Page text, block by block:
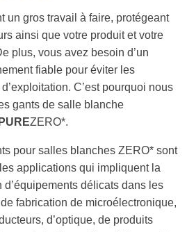
and
swipe
gestures.
un gros travail à faire, protégeant
ainsi que votre produit et votre
plus, vous avez besoin d’un
fiable pour éviter les
C’est pourquoi nous
gants de salle blanche
PUREZERO*.
pour salles blanches ZERO* sont
applications qui impliquent la
d’équipements délicats dans les
fabrication de microélectronique,
d’optique, de produits